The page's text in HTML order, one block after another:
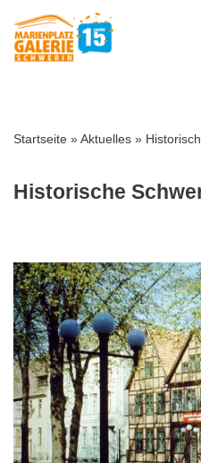
Zum
Startseite »Aktuelles »
Historische